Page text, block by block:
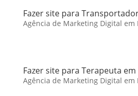
Fazer site para
Agência de Marketing Digital em
Fazer site para Terapeuta
Agência de Marketing Digital em